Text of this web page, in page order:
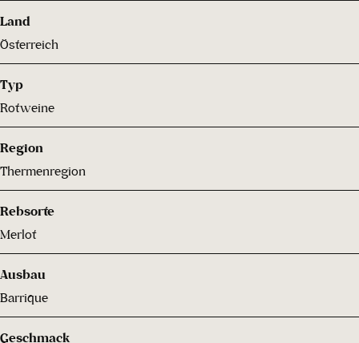
Land
Österreich
Typ
Rotweine
Region
Thermenregion
Rebsorte
Merlot
Ausbau
Barrique
Geschmack